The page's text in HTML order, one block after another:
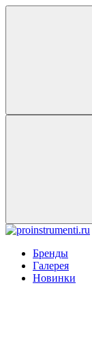
Бренды
Галерея
Новинки